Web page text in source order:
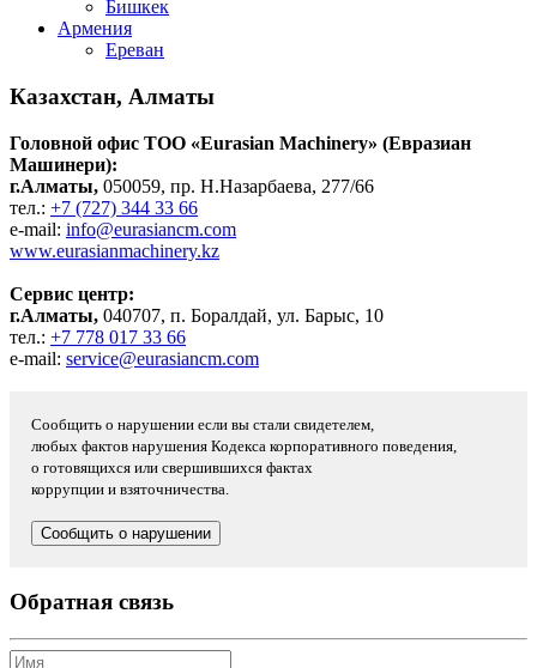
Бишкек
Армения
Ереван
Казахстан, Алматы
Головной офис ТОО «Eurasian Machinery» (Евразиан
Машинери):
г.Алматы, 050059, пр. Н.Назарбаева, 277/66
тел.: +7 (727) 344 33 66
e-mail: info@eurasiancm.com
www.eurasianmachinery.kz
Сервис центр:
г.Алматы, 040707, п. Боралдай, ул. Барыс, 10
тел.: +7 778 017 33 66
e-mail: service@eurasiancm.com
Сообщить о нарушении если вы стали свидетелем,
любых фактов нарушения Кодекса корпоративного поведения,
о готовящихся или свершившихся фактах
коррупции и взяточничества.
Сообщить о нарушении
Обратная связь